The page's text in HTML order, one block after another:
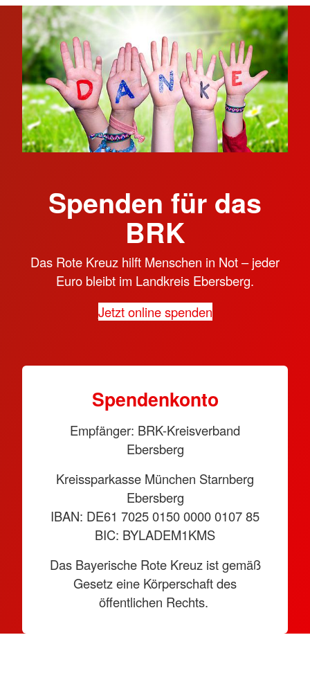
Spenden für das
BRK
Das Rote Kreuz hilft Menschen in Not – jeder
Euro bleibt im Landkreis Ebersberg.
Jetzt online spenden
Spendenkonto
Empfänger: BRK-Kreisverband
Ebersberg
Kreissparkasse München Starnberg
Ebersberg
IBAN: DE61 7025 0150 0000 0107 85
BIC: BYLADEM1KMS
Das Bayerische Rote Kreuz ist gemäß
Gesetz eine Körperschaft des
öffentlichen Rechts.